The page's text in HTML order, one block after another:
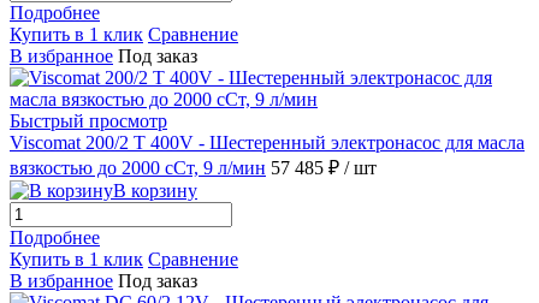
Подробнее
Купить в 1 клик Сравнение
В избранное Под заказ
Быстрый просмотр
Viscomat 200/2 T 400V - Шестеренный электронасос для масла
вязкостью до 2000 сСт, 9 л/мин 57 485 ₽ / шт
В корзину
Подробнее
Купить в 1 клик Сравнение
В избранное Под заказ